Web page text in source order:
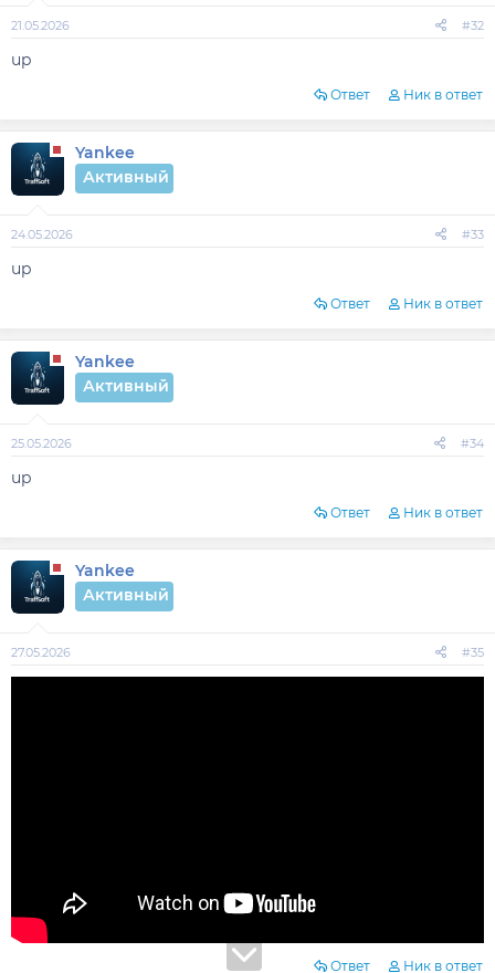
21.05.2026 #32
up
Ответ Ник в ответ
Yankee
Активный
24.05.2026 #33
up
Ответ Ник в ответ
Yankee
Активный
25.05.2026 #34
up
Ответ Ник в ответ
Yankee
Активный
27.05.2026 #35
Ответ Ник в ответ